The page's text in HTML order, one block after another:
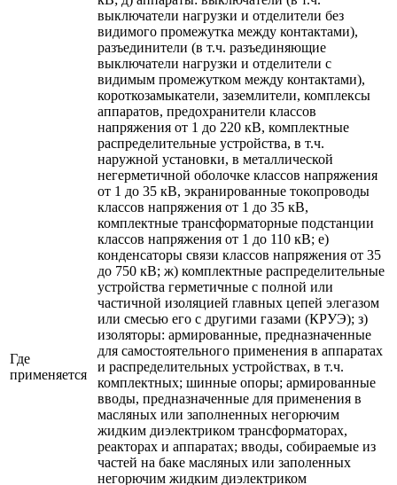
Где
применяется
выключатели нагрузки и отделители без
видимого промежутка между контактами),
разъединители (в т.ч. разъединяющие
выключатели нагрузки и отделители с
видимым промежутком между контактами),
короткозамыкатели, заземлители, комплексы
аппаратов, предохранители классов
напряжения от 1 до 220 кВ, комплектные
распределительные устройства, в т.ч.
наружной установки, в металлической
негерметичной оболочке классов напряжения
от 1 до 35 кВ, экранированные токопроводы
классов напряжения от 1 до 35 кВ,
комплектные трансформаторные подстанции
классов напряжения от 1 до 110 кВ; е)
конденсаторы связи классов напряжения от 35
до 750 кВ; ж) комплектные распределительные
устройства герметичные с полной или
частичной изоляцией главных цепей элегазом
или смесью его с другими газами (КРУЭ); з)
изоляторы: армированные, предназначенные
для самостоятельного применения в аппаратах
и распределительных устройствах, в т.ч.
комплектных; шинные опоры; армированные
вводы, предназначенные для применения в
масляных или заполненных негорючим
жидким диэлектриком трансформаторах,
реакторах и аппаратах; вводы, собираемые из
частей на баке масляных или заполенных
негорючим жидким диэлектриком